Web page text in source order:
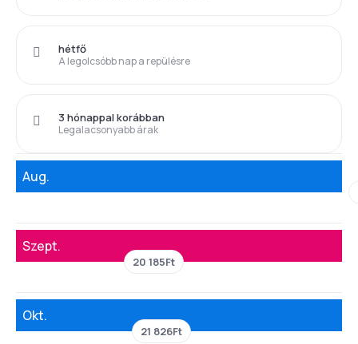
A legolcsóbb nap a repülésre
hétfő
Legalacsonyabb árak
3 hónappal korábban
Aug.
Szept.
20 185Ft
Okt.
21 826Ft